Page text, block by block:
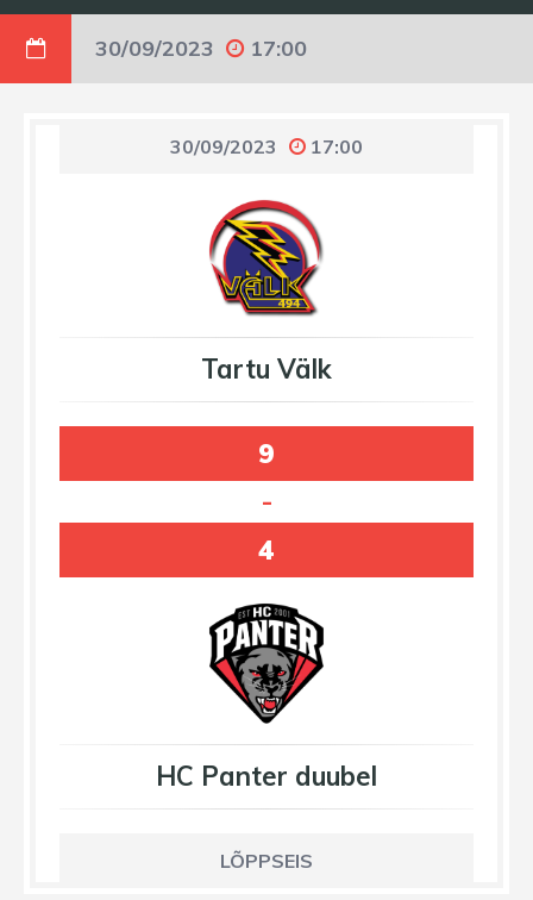
30/09/2023 17:00
30/09/2023 17:00
Tartu Välk
9
-
4
HC Panter duubel
LÕPPSEIS